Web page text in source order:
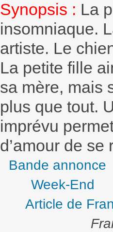
Synopsis : La
insomniaque.
artiste. Le
La petite fille
sa mère, mais
plus que tout.
imprévu
d’amour de se
Bande annonce
Week-End
Article de